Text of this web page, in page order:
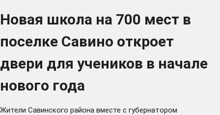
Новая школа на 700 мест в
поселке Савино откроет
двери для учеников в начале
нового года
Жители Савинского района вместе с губернатором